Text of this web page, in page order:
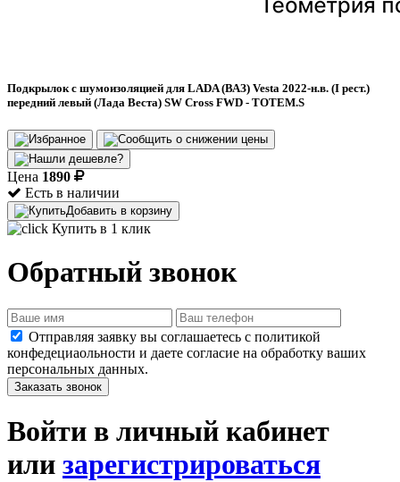
Подкрылок с шумоизоляцией для LADA (ВАЗ) Vesta 2022-н.в. (I рест.)
передний левый (Лада Веста) SW Cross FWD - TOTEM.S
Цена 1890
Есть в наличии
Добавить в корзину
Купить в 1 клик
Обратный звонок
Отправляя заявку вы соглашаетесь с политикой
конфедециаольности и даете согласие на обработку ваших
персональных данных.
Заказать звонок
Войти в личный кабинет
или зарегистрироваться